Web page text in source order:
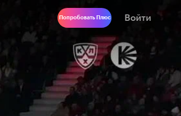
Попробовать Плюс Войти